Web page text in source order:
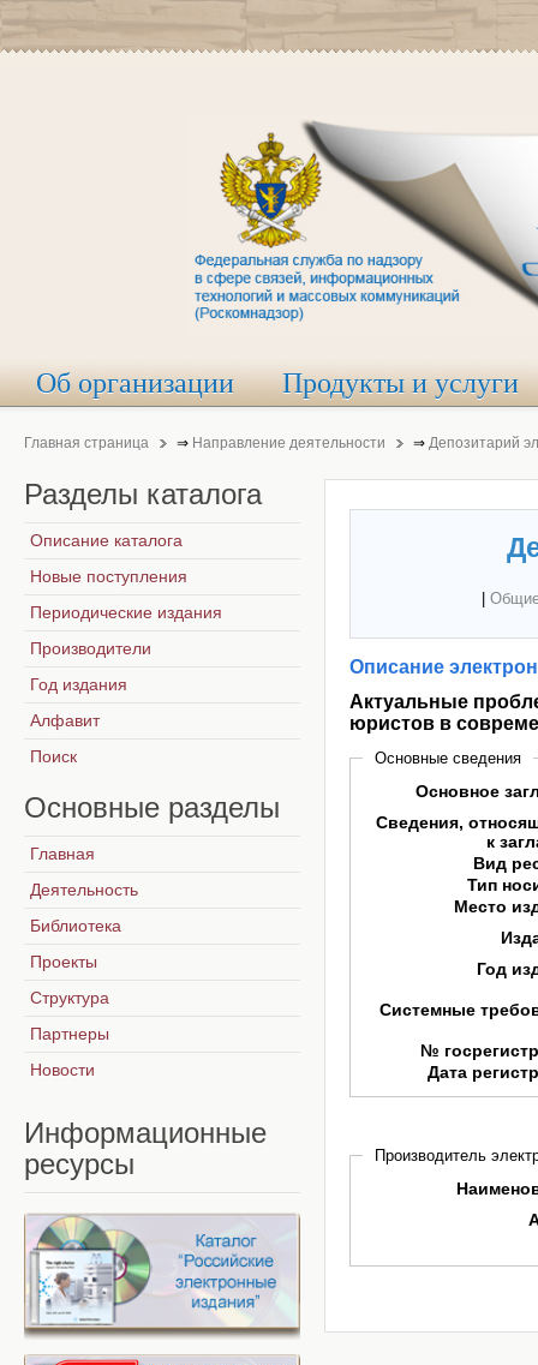
Об организации Продукты и услуги
Главная страница ⇒ Направление деятельности ⇒ Депозитарий
Описание
Актуальные
юристов в
Основные сведения
Основное
Сведения,
к
Вид
Тип
Место
Год
Системные
№
Дата
Производитель
Разделы каталога
Описание каталога
Новые поступления
Периодические издания
Производители
Год издания
Алфавит
Поиск
Основные разделы
Главная
Деятельность
Библиотека
Проекты
Структура
Партнеры
Новости
Информационные
ресурсы